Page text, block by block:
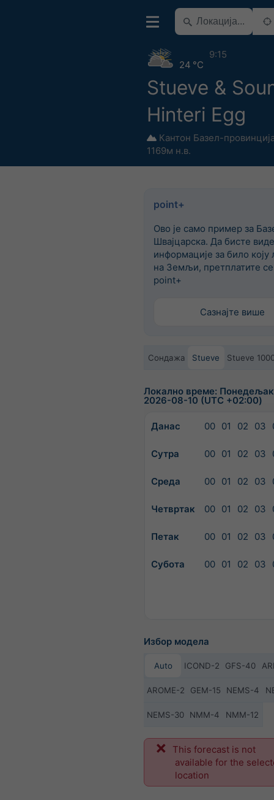
Stueve &
Hinteri Egg
Кантон Базел-
1169м н.в.
24 °C
9:15
point+
Ово је само пример за
Швајцарска. Да бисте
информације за било коју
на Земљи, претплатите
point+
Сазнајте више
Сондажа Stueve Stueve
Локално време:
2026-08-10 (UTC +02:00)
Данас 00 01 02 03
Сутра 00 01 02 03
Среда 00 01 02 03
Четвртак 00 01 02 03
Петак 00 01 02 03
Субота 00 01 02 03
Избор модела
Auto ICOND-2 GFS-40
AROME-2 GEM-15 NEMS-4
NEMS-30 NMM-4 NMM-12
This forecast is not
available for the
location